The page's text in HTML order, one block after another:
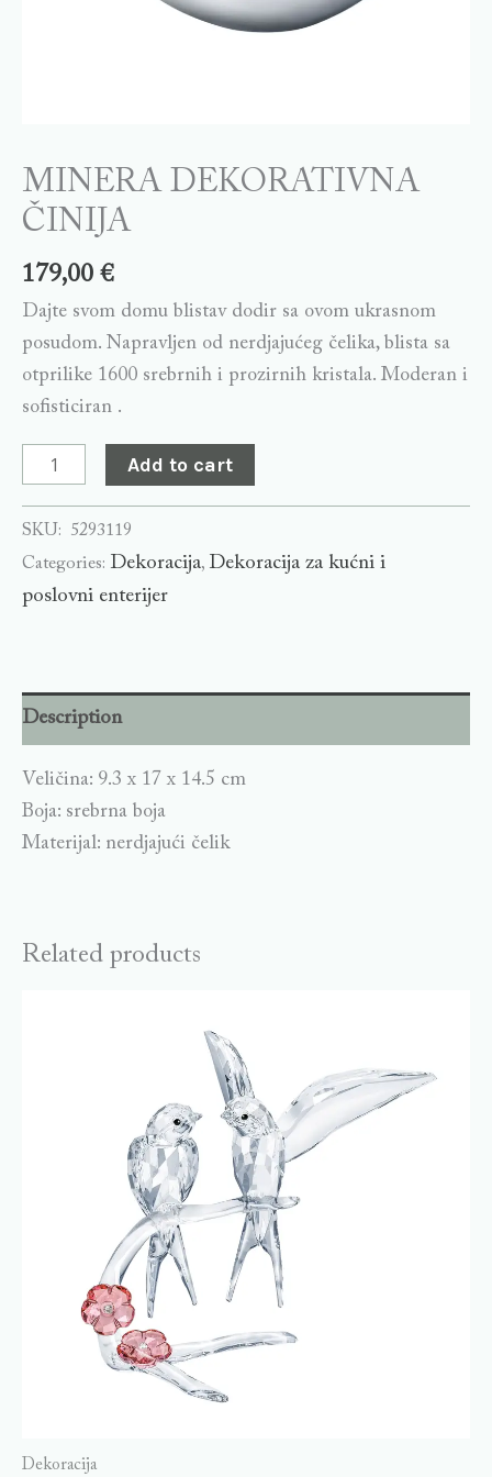
MINERA DEKORATIVNA
ČINIJA
179,00 €
Dajte svom domu blistav dodir sa ovom ukrasnom
posudom. Napravljen od nerdjajućeg čelika, blista sa
otprilike 1600 srebrnih i prozirnih kristala. Moderan i
sofisticiran .
Add to cart
SKU:
5293119
Categories: Dekoracija, Dekoracija za kućni i
poslovni enterijer
Description
Veličina: 9.3 x 17 x 14.5 cm
Boja: srebrna boja
Materijal: nerdjajući čelik
Related products
Dekoracija